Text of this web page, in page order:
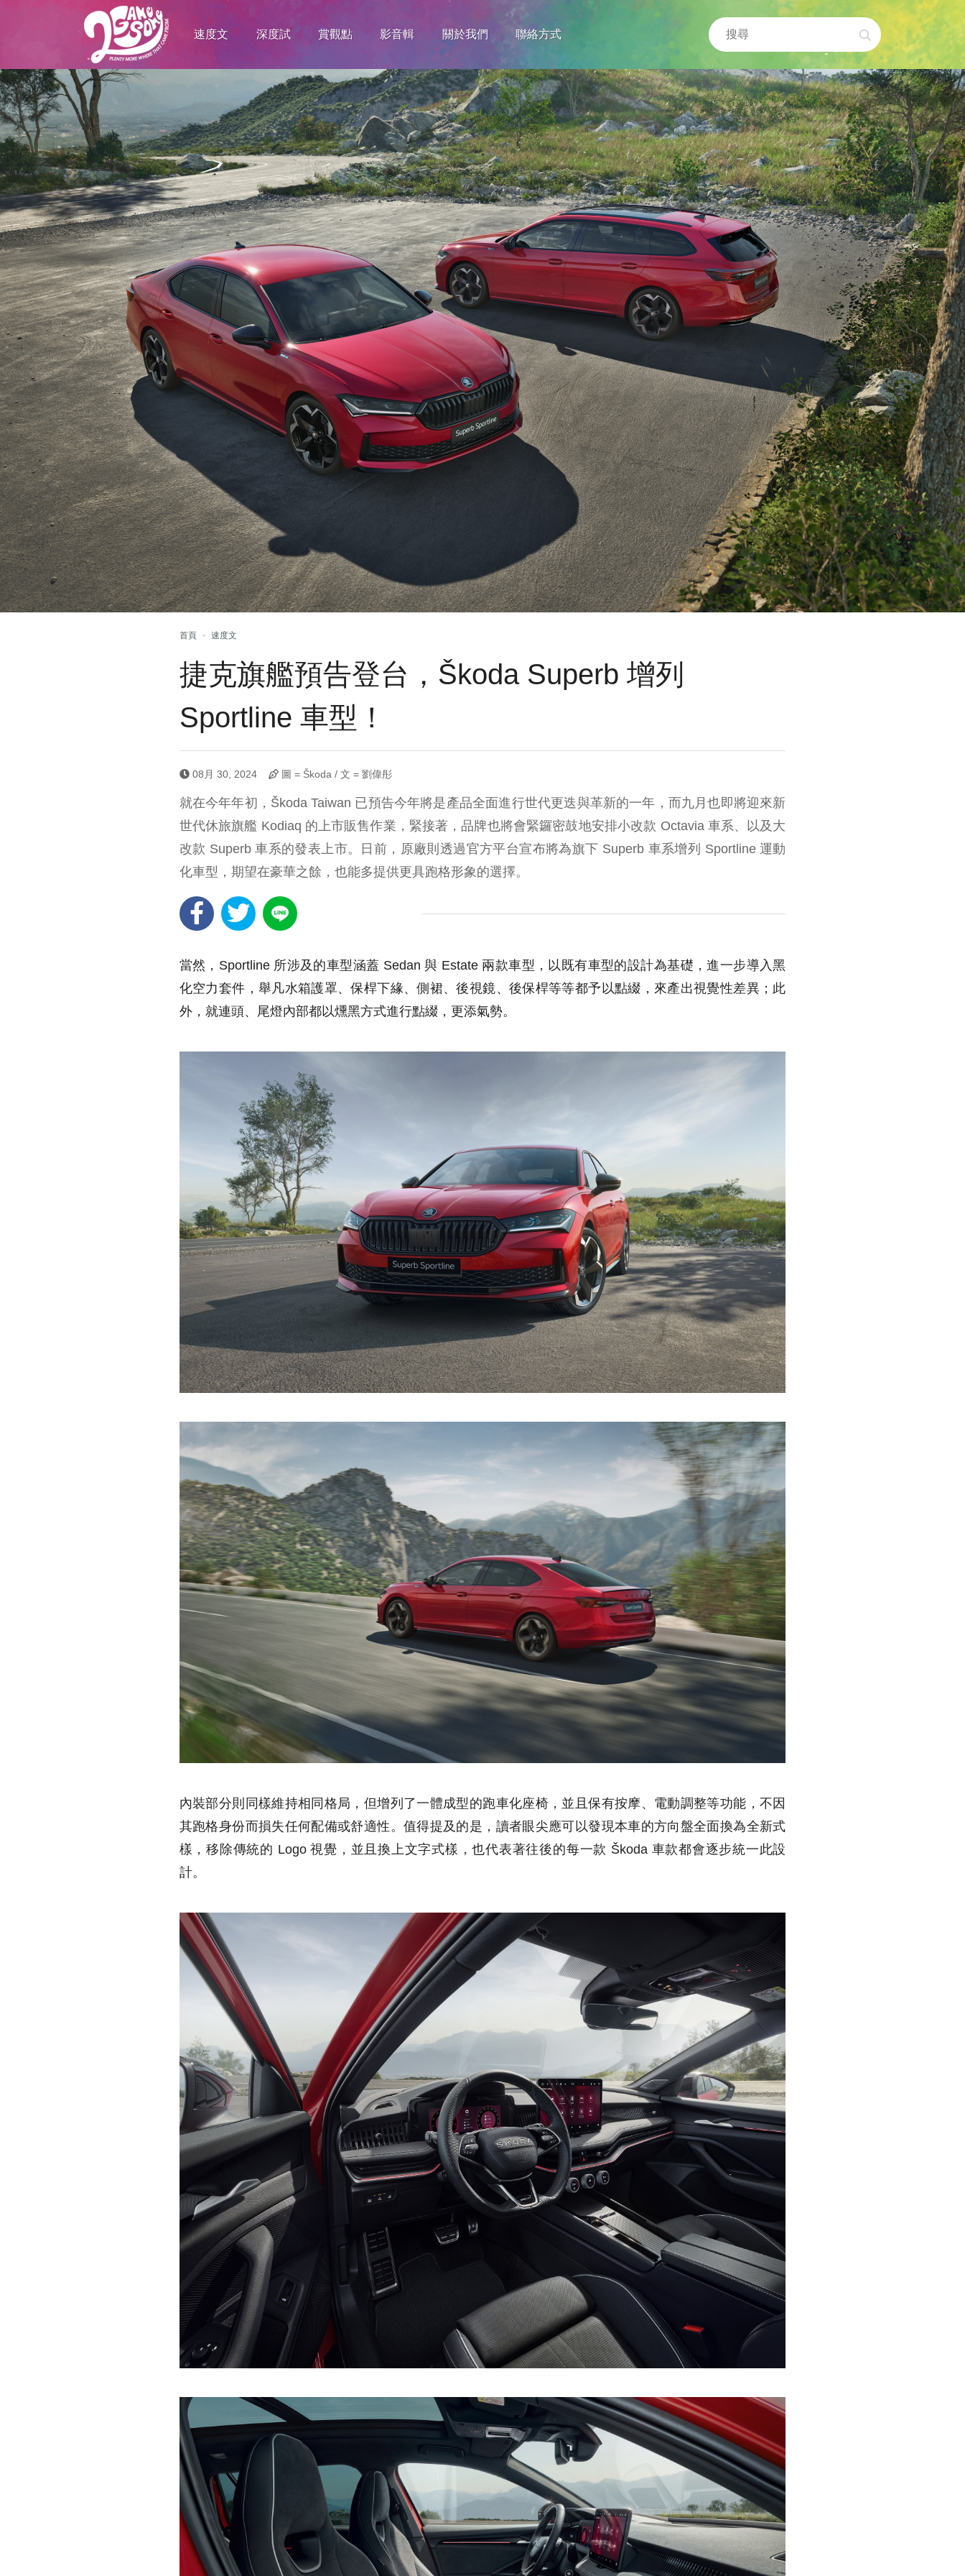
速度文 深度試 賞觀點 影音輯 關於我們 聯絡方式
首頁 速度文
捷克旗艦預告登台，Škoda Superb 增列
Sportline 車型！
08月 30, 2024 圖 = Škoda / 文 = 劉偉彤
就在今年年初，Škoda Taiwan 已預告今年將是產品全面進行世代更迭與革新的一年，而九月也即將迎來新
世代休旅旗艦 Kodiaq 的上市販售作業，緊接著，品牌也將會緊鑼密鼓地安排小改款 Octavia 車系、以及大
改款 Superb 車系的發表上市。日前，原廠則透過官方平台宣布將為旗下 Superb 車系增列 Sportline 運動
化車型，期望在豪華之餘，也能多提供更具跑格形象的選擇。
當然，Sportline 所涉及的車型涵蓋 Sedan 與 Estate 兩款車型，以既有車型的設計為基礎，進一步導入黑
化空力套件，舉凡水箱護罩、保桿下緣、側裙、後視鏡、後保桿等等都予以點綴，來產出視覺性差異；此
外，就連頭、尾燈內部都以燻黑方式進行點綴，更添氣勢。
內裝部分則同樣維持相同格局，但增列了一體成型的跑車化座椅，並且保有按摩、電動調整等功能，不因
其跑格身份而損失任何配備或舒適性。值得提及的是，讀者眼尖應可以發現本車的方向盤全面換為全新式
樣，移除傳統的 Logo 視覺，並且換上文字式樣，也代表著往後的每一款 Škoda 車款都會逐步統一此設
計。